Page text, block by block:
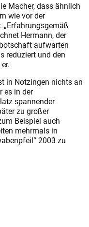
Macher, dass ähnlich
wie vor der
„Erfahrungsgemäß
Hermann, der
aufwarten
reduziert und den
in Notzingen nichts an
es in der
spannender
zu großer
Beispiel auch
mehrmals in
2003 zu